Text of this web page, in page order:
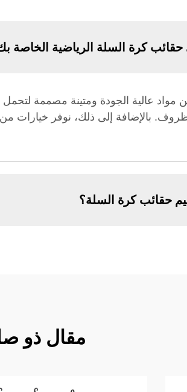
كرة السلة الرياضية الخاصة
مواد عالية الجودة ومتينة مصممة
بالإضافة إلى ذلك، نوفر خيارات من
حقائب كرة السلة؟
مقال ذو